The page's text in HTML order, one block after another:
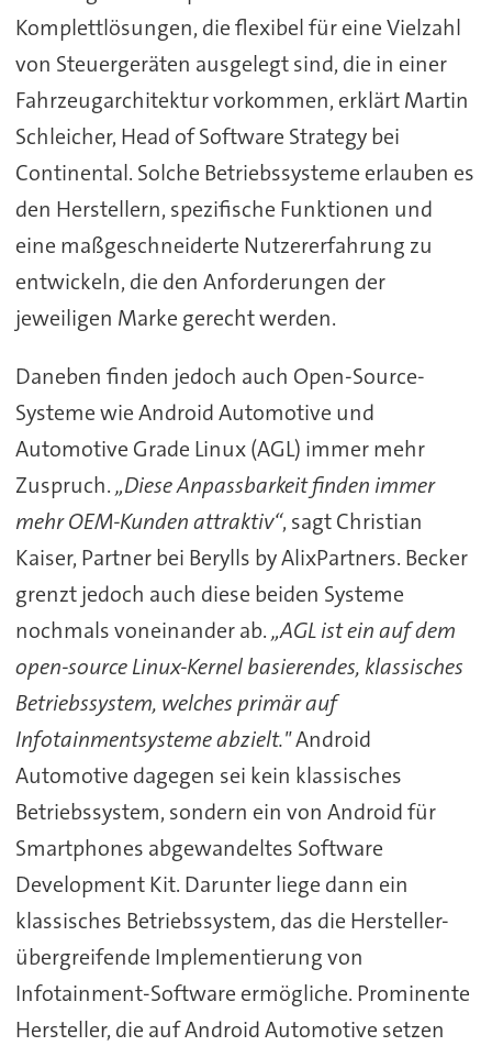
Komplettlösungen, die flexibel für eine Vielzahl
von Steuergeräten ausgelegt sind, die in einer
Fahrzeugarchitektur vorkommen, erklärt Martin
Schleicher, Head of Software Strategy bei
Continental. Solche Betriebssysteme erlauben es
den Herstellern, spezifische Funktionen und
eine maßgeschneiderte Nutzererfahrung zu
entwickeln, die den Anforderungen der
jeweiligen Marke gerecht werden.
Daneben finden jedoch auch Open-Source-
Systeme wie Android Automotive und
Automotive Grade Linux (AGL) immer mehr
Zuspruch.„Diese Anpassbarkeit finden immer
mehr OEM-Kunden attraktiv“, sagt Christian
Kaiser, Partner bei Berylls by AlixPartners. Becker
grenzt jedoch auch diese beiden Systeme
nochmals voneinander ab.„AGL ist ein auf dem
open-source Linux-Kernel basierendes, klassisches
Betriebssystem, welches primär auf
Infotainmentsysteme abzielt."Android
Automotive dagegen sei kein klassisches
Betriebssystem, sondern ein von Android für
Smartphones abgewandeltes Software
Development Kit. Darunter liege dann ein
klassisches Betriebssystem, das die Hersteller-
übergreifende Implementierung von
Infotainment-Software ermögliche. Prominente
Hersteller, die auf Android Automotive setzen